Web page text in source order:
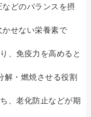
どのバランスを摂
せない栄養素で
、免疫力を高めると
・燃焼させる役割
、老化防止などが期